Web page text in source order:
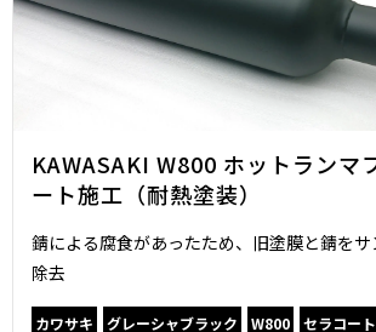
KAWASAKI W800 ホットランマ
ート施工（耐熱塗装）
錆による腐食があったため、旧塗膜と錆を
除去
カワサキ グレーシャブラック W800 セラコート